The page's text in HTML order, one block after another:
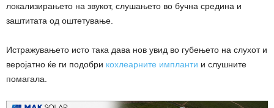
локализирањето на звукот, слушањето во бучна средина и
заштитата од оштетување.
Истражувањето исто така дава нов увид во губењето на слухот и
веројатно ќе ги подобри кохлеарните импланти и слушните
помагала.